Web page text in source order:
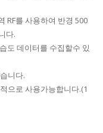
RF를 사용하여 반경 500
다.
도 데이터를 수집할수 있
니다.
으로 사용가능합니다.(1